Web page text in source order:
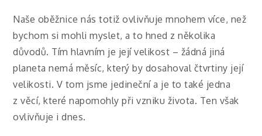
Naše oběžnice nás totiž ovlivňuje mnohem více, než
bychom si mohli myslet, a to hned z několika
důvodů. Tím hlavním je její velikost – žádná jiná
planeta nemá měsíc, který by dosahoval čtvrtiny její
velikosti. V tom jsme jedineční a je to také jedna
z věcí, které napomohly při vzniku života. Ten však
ovlivňuje i dnes.